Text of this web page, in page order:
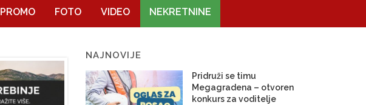
PROMO FOTO VIDEO NEKRETNINE
NAJNOVIJE
Pridruži se timu
Megagradena – otvoren
konkurs za voditelje